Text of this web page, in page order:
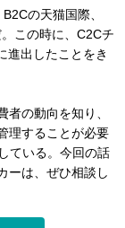
の天猫国際、
この時に、C2Cチ
進出したことをき
の動向を知り、
理することが必要
ている。今回の話
ーは、ぜひ相談し